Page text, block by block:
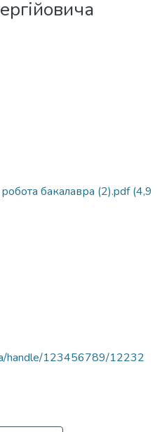
бакалавра (2).pdf(4,9
handle/123456789/12232